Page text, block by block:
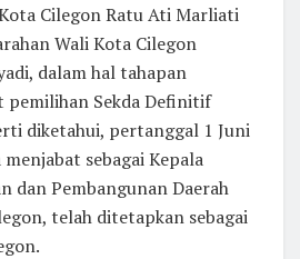
Cilegon Ratu Ati Marliati
Wali Kota Cilegon
dalam hal tahapan
Sekda Definitif
diketahui, pertanggal 1 Juni
sebagai Kepala
dan Pembangunan Daerah
telah ditetapkan sebagai